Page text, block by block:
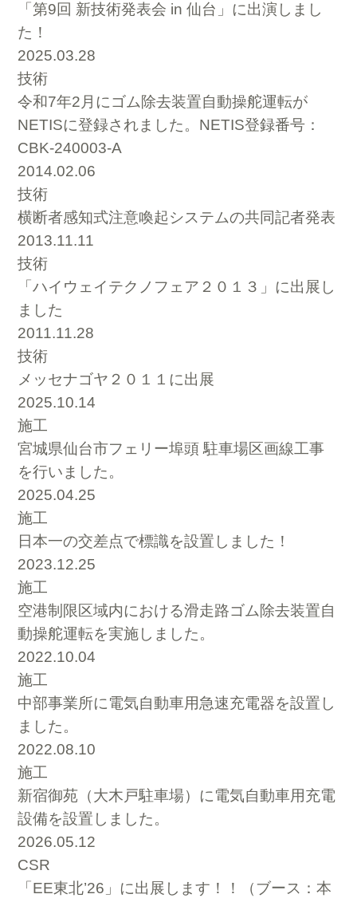
「第9回 新技術発表会 in 仙台」に出演しまし
た！
2025.03.28
技術
令和7年2月にゴム除去装置自動操舵運転が
NETISに登録されました。NETIS登録番号：
CBK-240003-A
2014.02.06
技術
横断者感知式注意喚起システムの共同記者発表
2013.11.11
技術
「ハイウェイテクノフェア２０１３」に出展し
ました
2011.11.28
技術
メッセナゴヤ２０１１に出展
2025.10.14
施工
宮城県仙台市フェリー埠頭 駐車場区画線工事
を行いました。
2025.04.25
施工
日本一の交差点で標識を設置しました！
2023.12.25
施工
空港制限区域内における滑走路ゴム除去装置自
動操舵運転を実施しました。
2022.10.04
施工
中部事業所に電気自動車用急速充電器を設置し
ました。
2022.08.10
施工
新宿御苑（大木戸駐車場）に電気自動車用充電
設備を設置しました。
2026.05.12
CSR
「EE東北’26」に出展します！！（ブース：本